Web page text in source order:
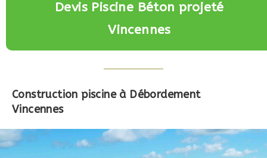
Devis Piscine Béton projeté
Vincennes
Construction piscine à Débordement
Vincennes